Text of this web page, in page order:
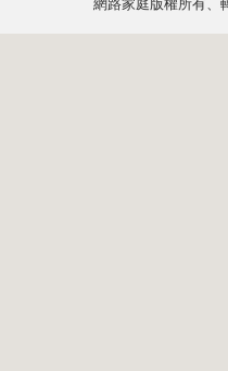
網路家庭版權所有、